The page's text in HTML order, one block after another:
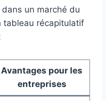
un marché du
tableau récapitulatif
Avantages pour les
entreprises